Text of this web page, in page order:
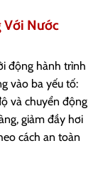
Với Nước
động hành trình
vào ba yếu tố:
và chuyển động
giảm đầy hơi
cách an toàn